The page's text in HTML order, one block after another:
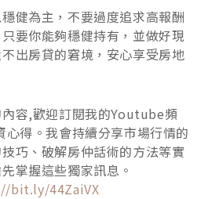
健為主，不要過度追求高報酬
要你能夠穩健持有，並做好現
出房貸的窘境，安心享受房地
容,歡迎訂閱我的Youtube頻
得。我會持續分享市場行情的
巧、破解房仲話術的方法等實
掌握這些獨家訊息。
bit.ly/44ZaiVX